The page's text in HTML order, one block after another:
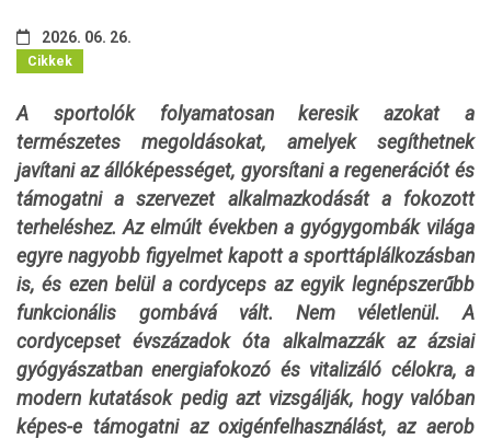
2026. 06. 26.
Cikkek
A sportolók folyamatosan keresik azokat a
természetes megoldásokat, amelyek segíthetnek
javítani az állóképességet, gyorsítani a regenerációt és
támogatni a szervezet alkalmazkodását a fokozott
terheléshez. Az elmúlt években a gyógygombák világa
egyre nagyobb figyelmet kapott a sporttáplálkozásban
is, és ezen belül a cordyceps az egyik legnépszerűbb
funkcionális gombává vált. Nem véletlenül. A
cordycepset évszázadok óta alkalmazzák az ázsiai
gyógyászatban energiafokozó és vitalizáló célokra, a
modern kutatások pedig azt vizsgálják, hogy valóban
képes-e támogatni az oxigénfelhasználást, az aerob